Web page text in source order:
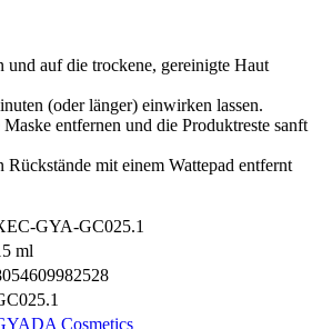
und auf die trockene, gereinigte Haut
(oder länger) einwirken lassen.
entfernen und die Produktreste sanft
mit einem Wattepad entfernt
GYA-GC025.1
ml
Cosmetics